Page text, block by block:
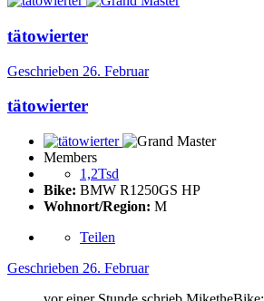
tätowierter
Geschrieben 26. Februar
tätowierter
Members
1,2Tsd
Bike: BMW R1250GS HP
Wohnort/Region: M
Teilen
Geschrieben 26. Februar